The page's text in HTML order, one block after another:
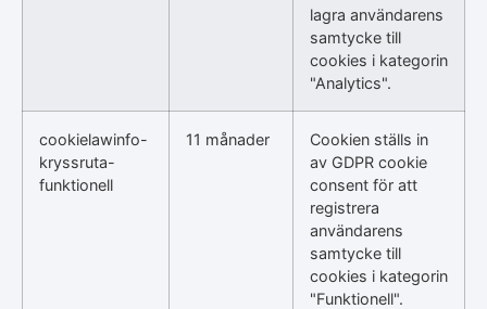
lagra användarens
samtycke till
cookies i kategorin
"Analytics".
cookielawinfo-
kryssruta-
funktionell
11 månader
Cookien ställs in
av GDPR cookie
consent för att
registrera
användarens
samtycke till
cookies i kategorin
"Funktionell".